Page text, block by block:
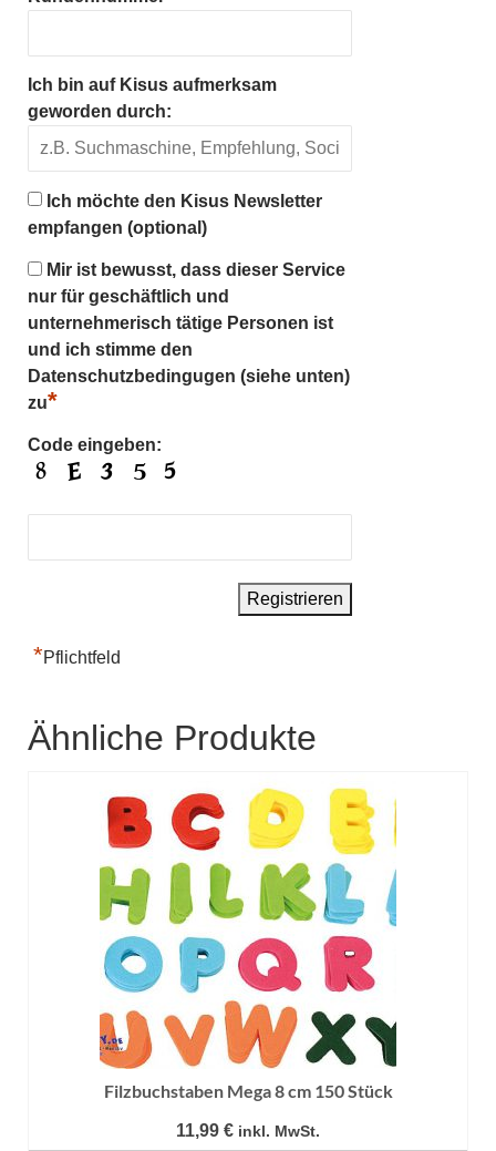
Ich bin auf Kisus aufmerksam
geworden durch:
Ich möchte den Kisus Newsletter
empfangen (optional)
Mir ist bewusst, dass dieser Service
nur für geschäftlich und
unternehmerisch tätige Personen ist
und ich stimme den
Datenschutzbedingugen (siehe unten)
zu*
Code eingeben:
*Pflichtfeld
Ähnliche Produkte
Filzbuchstaben Mega 8 cm 150 Stück
11,99 € inkl. MwSt.